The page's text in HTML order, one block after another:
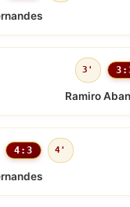
3'
Ramiro
4:3 4'